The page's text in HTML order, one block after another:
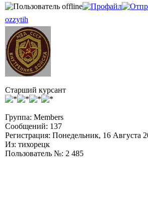
ozzytih
Старший курсант
Группа: Members
Сообщений: 137
Регистрация: Понедельник, 16 Августа
Из: тихорецк
Пользователь №: 2 485